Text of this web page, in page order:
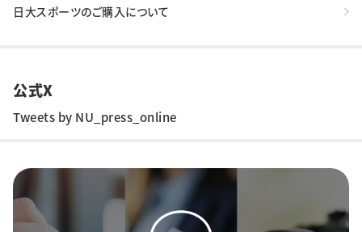
日大スポーツのご購入について
公式X
Tweets by NU_press_online